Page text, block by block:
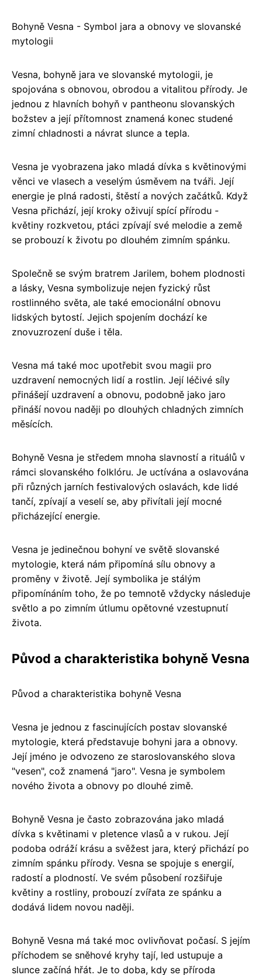
Bohyně Vesna - Symbol jara a obnovy ve slovanské
mytologii
Vesna, bohyně jara ve slovanské mytologii, je
spojována s obnovou, obrodou a vitalitou přírody. Je
jednou z hlavních bohyň v pantheonu slovanských
božstev a její přítomnost znamená konec studené
zimní chladnosti a návrat slunce a tepla.
Vesna je vyobrazena jako mladá dívka s květinovými
věnci ve vlasech a veselým úsměvem na tváři. Její
energie je plná radosti, štěstí a nových začátků. Když
Vesna přichází, její kroky oživují spící přírodu -
květiny rozkvetou, ptáci zpívají své melodie a země
se probouzí k životu po dlouhém zimním spánku.
Společně se svým bratrem Jarilem, bohem plodnosti
a lásky, Vesna symbolizuje nejen fyzický růst
rostlinného světa, ale také emocionální obnovu
lidských bytostí. Jejich spojením dochází ke
znovuzrození duše i těla.
Vesna má také moc upotřebit svou magii pro
uzdravení nemocných lidí a rostlin. Její léčivé síly
přinášejí uzdravení a obnovu, podobně jako jaro
přináší novou naději po dlouhých chladných zimních
měsících.
Bohyně Vesna je středem mnoha slavností a rituálů v
rámci slovanského folklóru. Je uctívána a oslavována
při různých jarních festivalových oslavách, kde lidé
tančí, zpívají a veselí se, aby přivítali její mocné
přicházející energie.
Vesna je jedinečnou bohyní ve světě slovanské
mytologie, která nám připomíná sílu obnovy a
proměny v životě. Její symbolika je stálým
připomínáním toho, že po temnotě vždycky následuje
světlo a po zimním útlumu opětovné vzestupnutí
života.
Původ a charakteristika bohyně Vesna
Původ a charakteristika bohyně Vesna
Vesna je jednou z fascinujících postav slovanské
mytologie, která představuje bohyni jara a obnovy.
Její jméno je odvozeno ze staroslovanského slova
"vesen", což znamená "jaro". Vesna je symbolem
nového života a obnovy po dlouhé zimě.
Bohyně Vesna je často zobrazována jako mladá
dívka s květinami v pletence vlasů a v rukou. Její
podoba odráží krásu a svěžest jara, který přichází po
zimním spánku přírody. Vesna se spojuje s energií,
radostí a plodností. Ve svém působení rozšiřuje
květiny a rostliny, probouzí zvířata ze spánku a
dodává lidem novou naději.
Bohyně Vesna má také moc ovlivňovat počasí. S jejím
příchodem se sněhové kryhy tají, led ustupuje a
slunce začíná hřát. Je to doba, kdy se příroda